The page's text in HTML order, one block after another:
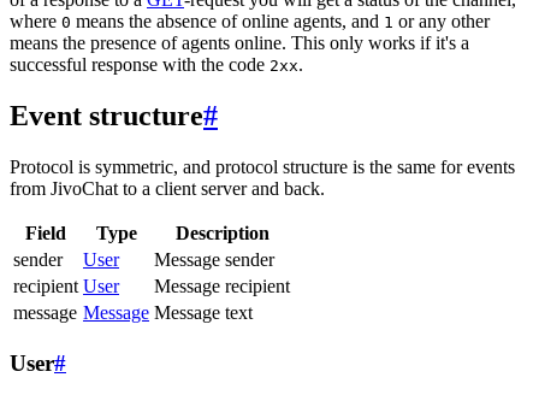
where 0 means the absence of online agents, and 1 or any other
means the presence of agents online. This only works if it's a
successful response with the code 2xx.
Event structure#
Protocol is symmetric, and protocol structure is the same for events
from JivoChat to a client server and back.
Field Type
Description
sender
User
Message sender
recipient User
Message recipient
message Message Message text
User#